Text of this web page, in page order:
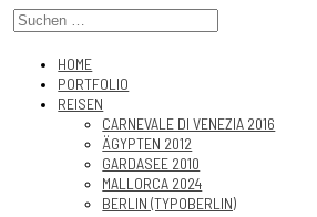
HOME
PORTFOLIO
REISEN
CARNEVALE DI VENEZIA 2016
ÄGYPTEN 2012
GARDASEE 2010
MALLORCA 2024
BERLIN (TYPOBERLIN)